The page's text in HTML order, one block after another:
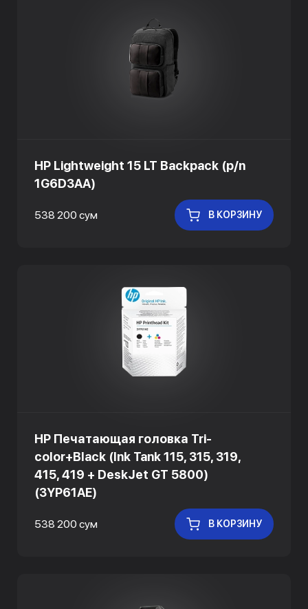
HP Lightweight 15 LT Backpack (p/n
1G6D3AA)
538 200 сум В КОРЗИНУ
HP Печатающая головка Tri-
color+Black (Ink Tank 115, 315, 319,
415, 419 + DeskJet GT 5800)
(3YP61AE)
538 200 сум В КОРЗИНУ